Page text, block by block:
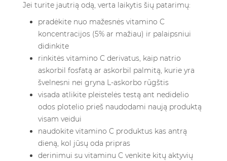
Jei turite jautrią odą, verta laikytis šių patarimų:
pradėkite nuo mažesnės vitamino C
koncentracijos (5% ar mažiau) ir palaipsniui
didinkite
rinkitės vitamino C derivatus, kaip natrio
askorbil fosfatą ar askorbil palmitą, kurie yra
švelnesni nei gryna L-askorbo rūgštis
visada atlikite pleistelės testą ant nedidelio
odos plotelio prieš naudodami naują produktą
visam veidui
naudokite vitamino C produktus kas antrą
dieną, kol jūsų oda pripras
derinimui su vitaminu C venkite kitų aktyvių